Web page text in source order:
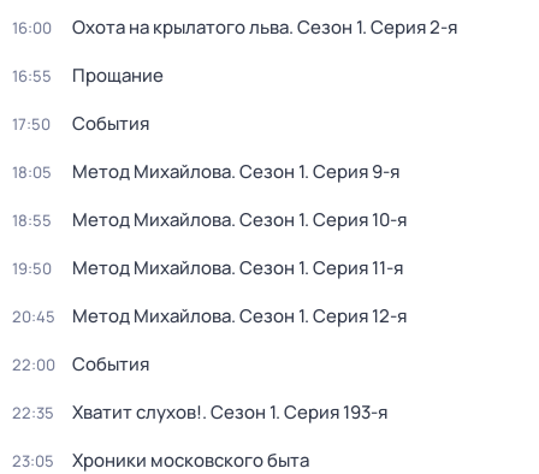
16:00 Охота на крылатого льва. Сезон 1. Серия 2-я
16:55 Прощание
17:50 События
18:05 Метод Михайлова. Сезон 1. Серия 9-я
18:55 Метод Михайлова. Сезон 1. Серия 10-я
19:50 Метод Михайлова. Сезон 1. Серия 11-я
20:45 Метод Михайлова. Сезон 1. Серия 12-я
22:00 События
22:35 Хватит слухов!. Сезон 1. Серия 193-я
23:05 Хроники московского быта